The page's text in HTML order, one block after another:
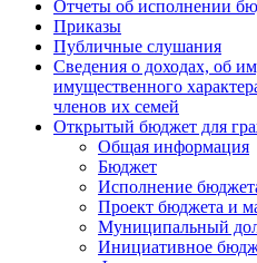
Отчеты об исполнении
Приказы
Публичные слушания
Сведения о доходах, об
имущественного
членов их семей
Открытый бюджет для
Общая информация
Бюджет
Исполнение
Проект бюджета и
Муниципальный
Инициативное